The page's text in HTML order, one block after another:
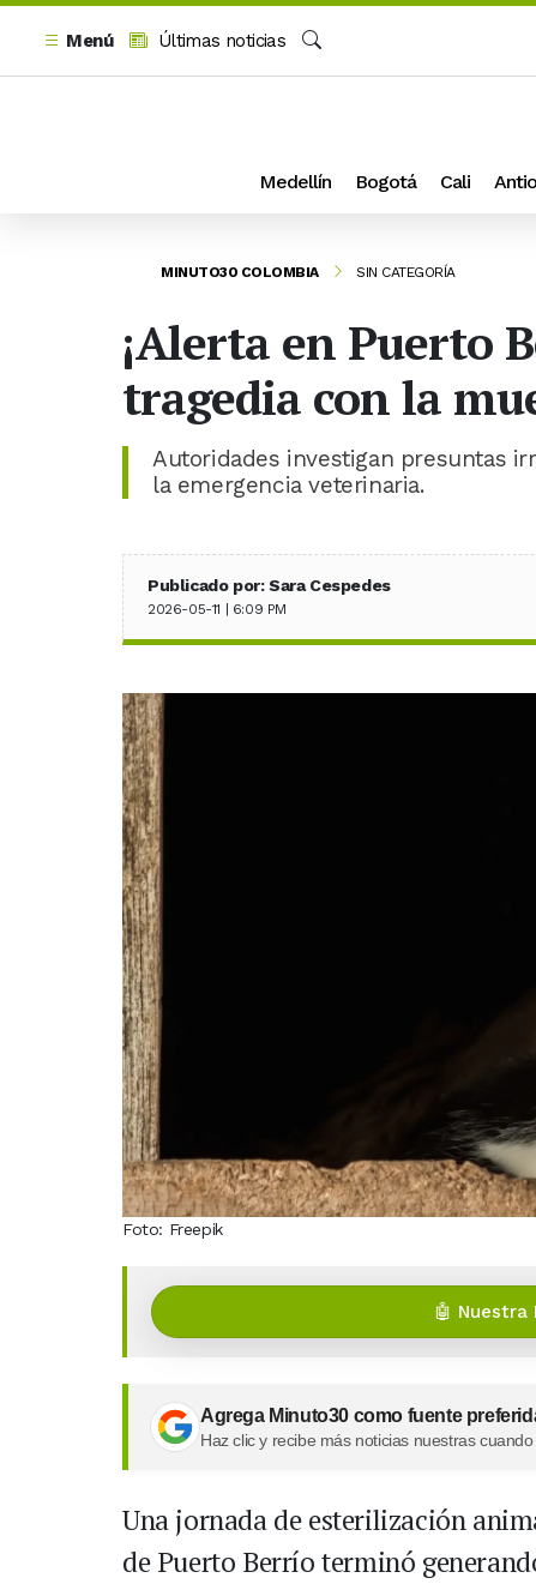
Menú
Últimas noticias
Medellín Bogotá Cali
MINUTO30 COLOMBIA SIN CATEGORÍA
¡Alerta en Puerto
tragedia con la
Autoridades investigan presuntas
la emergencia veterinaria.
Publicado por: Sara Cespedes
2026-05-11 | 6:09 PM
Foto: Freepik
🤖
Agrega Minuto30 como fuente
Haz clic y recibe más noticias nuestras
Una jornada de esterilización
de Puerto Berrío terminó